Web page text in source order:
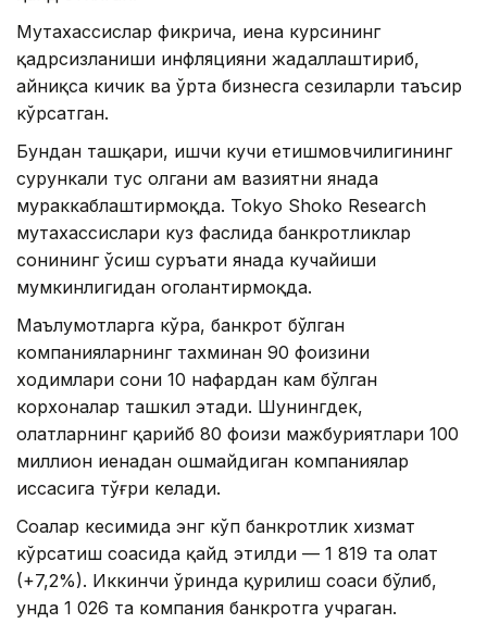
Мутахассислар фикрича, иена курсининг
қадрсизланиши инфляцияни жадаллаштириб,
айниқса кичик ва ўрта бизнесга сезиларли таъсир
кўрсатган.
Бундан ташқари, ишчи кучи етишмовчилигининг
сурункали тус олгани ҳам вазиятни янада
мураккаблаштирмоқда. Tokyo Shoko Research
мутахассислари куз фаслида банкротликлар
сонининг ўсиш суръати янада кучайиши
мумкинлигидан огоҳлантирмоқда.
Маълумотларга кўра, банкрот бўлган
компанияларнинг тахминан 90 фоизини
ходимлари сони 10 нафардан кам бўлган
корхоналар ташкил этади. Шунингдек,
ҳолатларнинг қарийб 80 фоизи мажбуриятлари 100
миллион иенадан ошмайдиган компаниялар
ҳиссасига тўғри келади.
Соҳалар кесимида энг кўп банкротлик хизмат
кўрсатиш соҳасида қайд этилди — 1 819 та ҳолат
(+7,2%). Иккинчи ўринда қурилиш соҳаси бўлиб,
унда 1 026 та компания банкротга учраган.